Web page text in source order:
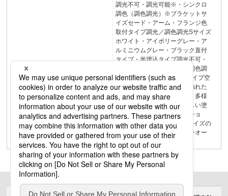
調光不可・調光可能※・シンクロ
調色（調色調光）※ブラケットサ
イズセード・アーム・フランジ色
取付タイプ調光／調色調光Sサイズ
ホワイト・アイボリーグレー・ア
ルミニウムグレー・ブラック直付
タイプ・半埋込タイプ調光不可・
調光可能・シンクロ調色（調色調
光）MサイズSサイズ直付タイプ空
間の表情が一段と際立つ、触れた
くなるほどなめらかな光沢。多様
なインテリアに応える、美しい塗
装仕上げとカラーバリエーショ
ン。全つや塗装仕上げ※Sサイズの
み全つや塗装仕上げのカラーオー
ダーが可能な商品115